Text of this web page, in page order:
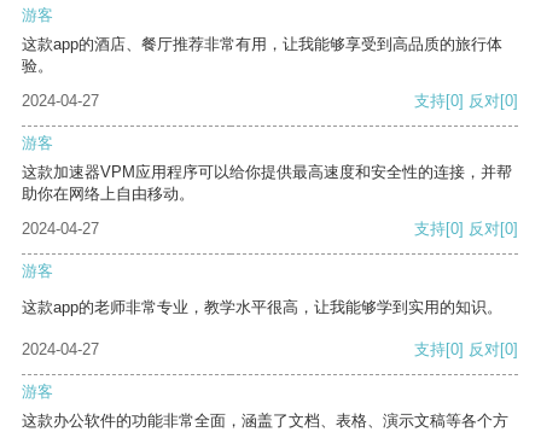
游客
这款app的酒店、餐厅推荐非常有用，让我能够享受到高品质的旅行体
验。
2024-04-27
支持[0] 反对[0]
游客
这款加速器VPM应用程序可以给你提供最高速度和安全性的连接，并帮
助你在网络上自由移动。
2024-04-27
支持[0] 反对[0]
游客
这款app的老师非常专业，教学水平很高，让我能够学到实用的知识。
2024-04-27 支持[0] 反对[0]
游客
这款办公软件的功能非常全面，涵盖了文档、表格、演示文稿等各个方